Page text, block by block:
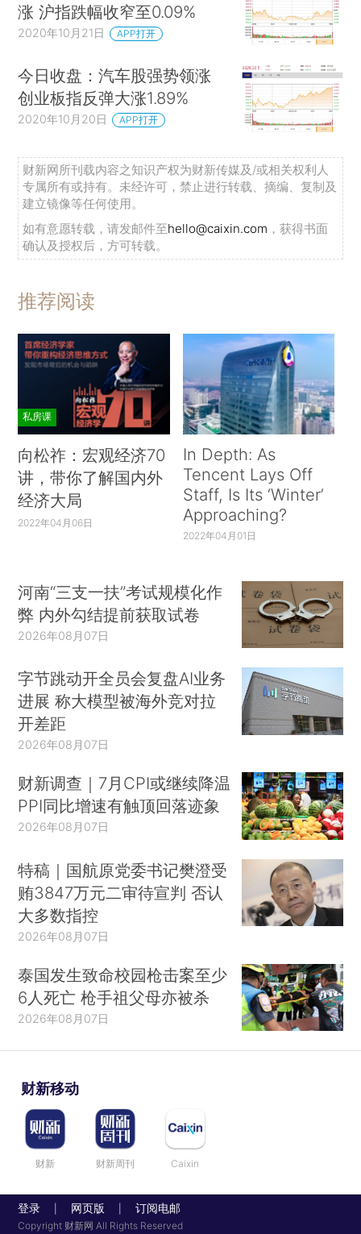
涨 沪指跌幅收窄至0.09%
2020年10月21日 APP打开
今日收盘：汽车股强势领涨
创业板指反弹大涨1.89%
2020年10月20日 APP打开
财新网所刊载内容之知识产权为财新传媒及/或相关权利人
专属所有或持有。未经许可，禁止进行转载、摘编、复制及
建立镜像等任何使用。
如有意愿转载，请发邮件至hello@caixin.com ，获得书面
确认及授权后，方可转载。
推荐阅读
私房课
向松祚：宏观经济70
讲，带你了解国内外
经济大局
2022年04月06日
In Depth: As
Tencent Lays Off
Staff, Is Its ‘Winter’
Approaching?
2022年04月01日
河南“三支一扶”考试规模化作
弊 内外勾结提前获取试卷
2026年08月07日
字节跳动开全员会复盘AI业务
进展 称大模型被海外竞对拉
开差距
2026年08月07日
财新调查｜7月CPI或继续降温
PPI同比增速有触顶回落迹象
2026年08月07日
特稿｜国航原党委书记樊澄受
贿3847万元二审待宣判 否认
大多数指控
2026年08月07日
泰国发生致命校园枪击案至少
6人死亡 枪手祖父母亦被杀
2026年08月07日
财新移动
财新 财新周刊 Caixin
登录 网页版 订阅电邮
Copyright 财新网 All Rights Reserved